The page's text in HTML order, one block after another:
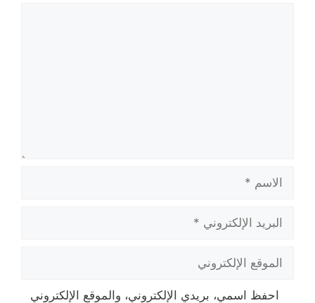
الإلكتروني
الإلكتروني
احفظ اسمي، بريدي الإلكتروني، والموقع الإلكتروني